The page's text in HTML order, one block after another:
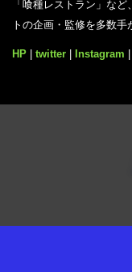
「喰種レストラン」な
トの企画・監修を多数手
HP twitter Instagram